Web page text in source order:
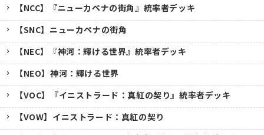
【NCC】『ニューカペナの街角』統率者デッキ
【SNC】ニューカペナの街角
【NEC】『神河：輝ける世界』統率者デッキ
【NEO】神河：輝ける世界
【VOC】『イニストラード：真紅の契り』統率者デッキ
【VOW】イニストラード：真紅の契り